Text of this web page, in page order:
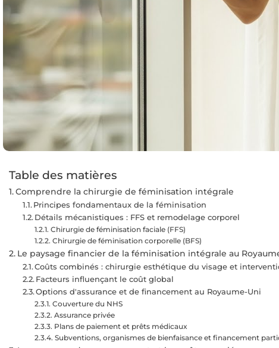
Table des matières
Comprendre la chirurgie de féminisation intégrale
Principes fondamentaux de la féminisation
Détails mécanistiques : FFS et remodelage corporel
Chirurgie de féminisation faciale (FFS)
Chirurgie de féminisation corporelle (BFS)
Le paysage financier de la féminisation intégrale au
Coûts combinés : chirurgie esthétique du visage et
Facteurs influençant le coût global
Options d'assurance et de financement au Royaume-Uni
Couverture du NHS
Assurance privée
Plans de paiement et prêts médicaux
Subventions, organismes de bienfaisance et financement